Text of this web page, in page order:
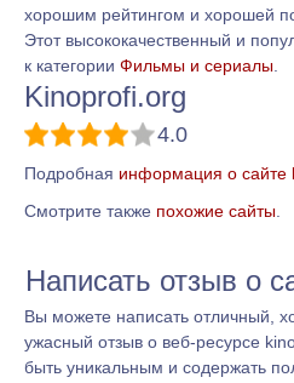
хорошим рейтингом и хорошей
Этот высококачественный и
к категории Фильмы и сериалы
Kinoprofi.org
4.0
Подробная информация о сайте
Смотрите также похожие сайты.
Написать отзыв о
Вы можете написать отличный,
ужасный отзыв о веб-ресурсе
быть уникальным и содержать